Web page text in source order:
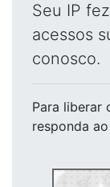
Seu IP
acessos
conosco.
Para liberar
responda